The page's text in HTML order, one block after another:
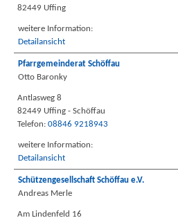
82449 Uffing
weitere Information:
Detailansicht
Pfarrgemeinderat Schöffau
Otto Baronky
Antlasweg 8
82449 Uffing - Schöffau
Telefon: 08846 9218943
weitere Information:
Detailansicht
Schützengesellschaft Schöffau e.V.
Andreas Merle
Am Lindenfeld 16